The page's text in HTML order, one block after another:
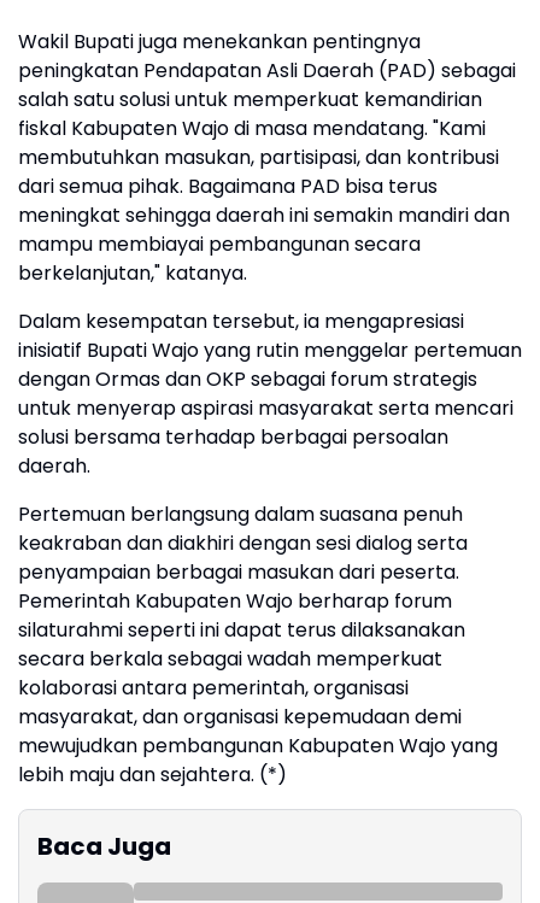
Wakil Bupati juga menekankan pentingnya
peningkatan Pendapatan Asli Daerah (PAD) sebagai
salah satu solusi untuk memperkuat kemandirian
fiskal Kabupaten Wajo di masa mendatang. "Kami
membutuhkan masukan, partisipasi, dan kontribusi
dari semua pihak. Bagaimana PAD bisa terus
meningkat sehingga daerah ini semakin mandiri dan
mampu membiayai pembangunan secara
berkelanjutan," katanya.
Dalam kesempatan tersebut, ia mengapresiasi
inisiatif Bupati Wajo yang rutin menggelar pertemuan
dengan Ormas dan OKP sebagai forum strategis
untuk menyerap aspirasi masyarakat serta mencari
solusi bersama terhadap berbagai persoalan
daerah.
Pertemuan berlangsung dalam suasana penuh
keakraban dan diakhiri dengan sesi dialog serta
penyampaian berbagai masukan dari peserta.
Pemerintah Kabupaten Wajo berharap forum
silaturahmi seperti ini dapat terus dilaksanakan
secara berkala sebagai wadah memperkuat
kolaborasi antara pemerintah, organisasi
masyarakat, dan organisasi kepemudaan demi
mewujudkan pembangunan Kabupaten Wajo yang
lebih maju dan sejahtera. (*)
Baca Juga